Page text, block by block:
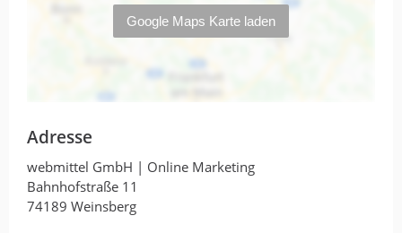
Adresse
webmittel GmbH | Online Marketing
Bahnhofstraße 11
74189 Weinsberg